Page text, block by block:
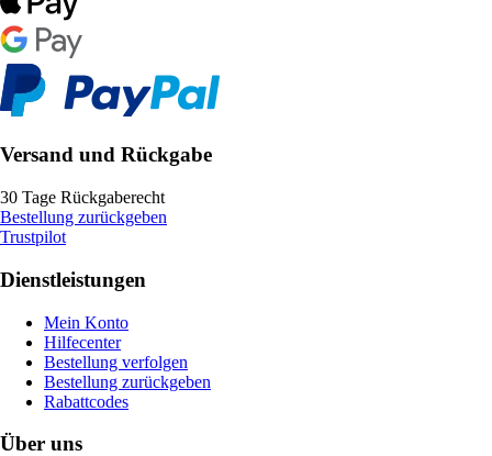
Versand und Rückgabe
30 Tage Rückgaberecht
Bestellung zurückgeben
Trustpilot
Dienstleistungen
Mein Konto
Hilfecenter
Bestellung verfolgen
Bestellung zurückgeben
Rabattcodes
Über uns